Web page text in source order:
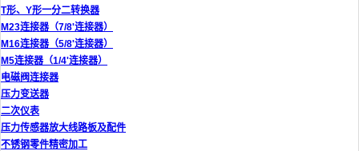
T形、Y形一分二转换器
M23连接器（7/8'连接器）
M16连接器（5/8'连接器）
M5连接器（1/4'连接器）
电磁阀连接器
压力变送器
二次仪表
压力传感器放大线路板及配件
不锈钢零件精密加工